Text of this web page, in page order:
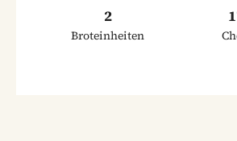
2
Broteinheiten